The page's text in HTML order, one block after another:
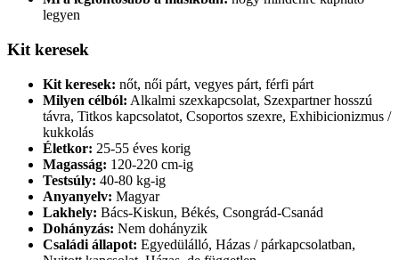
legyen
Kit keresek
Kit keresek: nőt, női párt, vegyes párt, férfi párt
Milyen célból: Alkalmi szexkapcsolat, Szexpartner hosszú
távra, Titkos kapcsolatot, Csoportos szexre, Exhibicionizmus /
kukkolás
Életkor: 25-55 éves korig
Magasság: 120-220 cm-ig
Testsúly: 40-80 kg-ig
Anyanyelv: Magyar
Lakhely: Bács-Kiskun, Békés, Csongrád-Csanád
Dohányzás: Nem dohányzik
Családi állapot: Egyedülálló, Házas / párkapcsolatban,